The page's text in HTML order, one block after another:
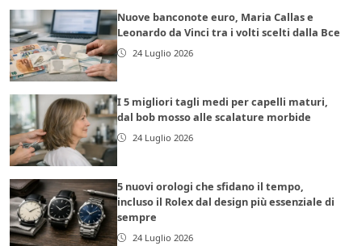
Nuove banconote euro, Maria Callas e
Leonardo da Vinci tra i volti scelti dalla Bce
24 Luglio 2026
I 5 migliori tagli medi per capelli maturi,
dal bob mosso alle scalature morbide
24 Luglio 2026
5 nuovi orologi che sfidano il tempo,
incluso il Rolex dal design più essenziale di
sempre
24 Luglio 2026